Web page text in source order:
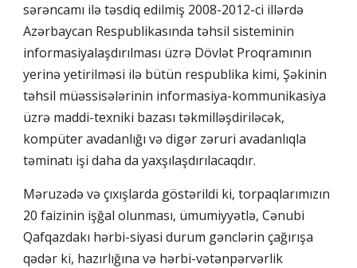
sərəncamı ilə təsdiq edilmiş 2008-2012-ci illərdə
Azərbaycan Respublikasında təhsil sisteminin
informasiyalaşdırılması üzrə Dövlət Proqramının
yerinə yetirilməsi ilə bütün respublika kimi, Şəkinin
təhsil müəssisələrinin informasiya-kommunikasiya
üzrə maddi-texniki bazası təkmilləşdiriləcək,
kompüter avadanlığı və digər zəruri avadanlıqla
təminatı işi daha da yaxşılaşdırılacaqdır.
Məruzədə və çıxışlarda göstərildi ki, torpaqlarımızın
20 faizinin işğal olunması, ümumiyyətlə, Cənubi
Qafqazdakı hərbi-siyasi durum gənclərin çağırışa
qədər ki, hazırlığına və hərbi-vətənpərvərlik